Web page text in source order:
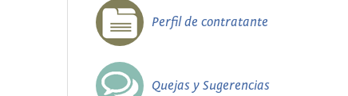
Perfil de contratante
Quejas y Sugerencias